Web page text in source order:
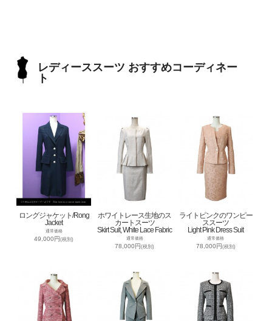
レディーススーツ おすすめコーディネー
ト
ロングジャケット/Rong
Jacket
通常価格
49,000円(税別)
ホワイトレース生地のス
カートスーツ
Skirt Suit, White Lace Fabric
通常価格
78,000円(税別)
ライトピンクのワンピー
ススーツ
Light Pink Dress Suit
通常価格
78,000円 (税別)